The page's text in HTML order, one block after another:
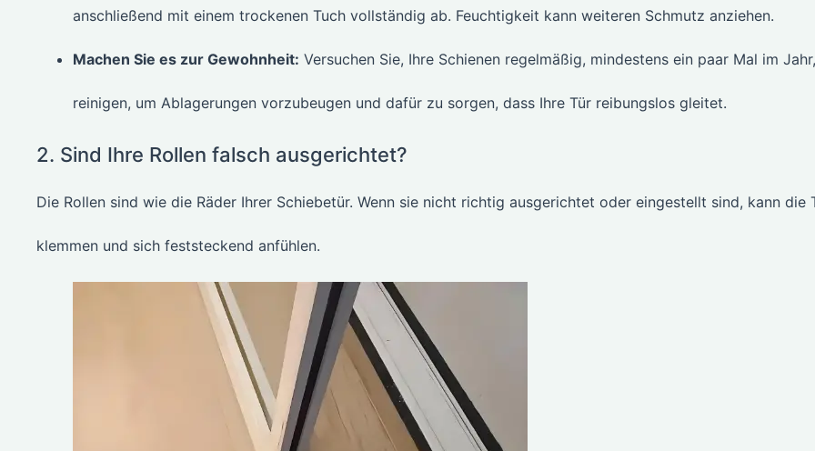
anschließend mit einem trockenen Tuch vollständig ab. Feuchtigkeit kann weiteren Schmutz anziehen.
Machen Sie es zur Gewohnheit: Versuchen Sie, Ihre Schienen regelmäßig, mindestens ein paar Mal im
reinigen, um Ablagerungen vorzubeugen und dafür zu sorgen, dass Ihre Tür reibungslos gleitet.
2. Sind Ihre Rollen falsch ausgerichtet?
Die Rollen sind wie die Räder Ihrer Schiebetür. Wenn sie nicht richtig ausgerichtet oder eingestellt sind, kann die
klemmen und sich feststeckend anfühlen.